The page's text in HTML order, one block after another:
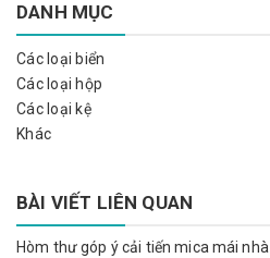
DANH MỤC
Các loại biển
Các loại hộp
Các loại kệ
Khác
BÀI VIẾT LIÊN QUAN
Hòm thư góp ý cải tiến mica mái nhà